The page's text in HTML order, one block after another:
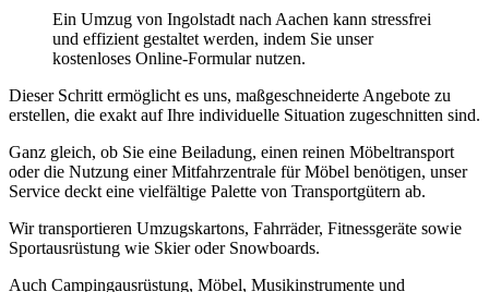
Ein Umzug von Ingolstadt nach Aachen kann stressfrei
und effizient gestaltet werden, indem Sie unser
kostenloses Online-Formular nutzen.
Dieser Schritt ermöglicht es uns, maßgeschneiderte Angebote zu
erstellen, die exakt auf Ihre individuelle Situation zugeschnitten sind.
Ganz gleich, ob Sie eine Beiladung, einen reinen Möbeltransport
oder die Nutzung einer Mitfahrzentrale für Möbel benötigen, unser
Service deckt eine vielfältige Palette von Transportgütern ab.
Wir transportieren Umzugskartons, Fahrräder, Fitnessgeräte sowie
Sportausrüstung wie Skier oder Snowboards.
Auch Campingausrüstung, Möbel, Musikinstrumente und